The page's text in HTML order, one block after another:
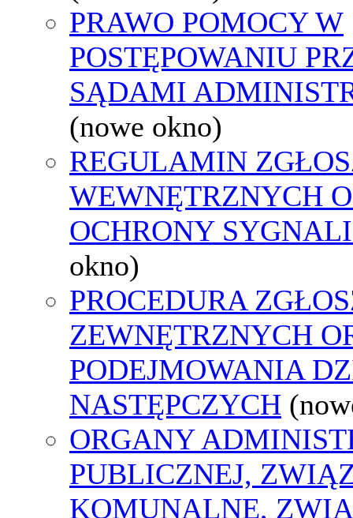
PRAWO POMOCY W
POSTĘPOWANIU
SĄDAMI
(nowe okno)
REGULAMIN
WEWNĘTRZNYCH
OCHRONY
okno)
PROCEDURA
ZEWNĘTRZNYCH
PODEJMOWANIA
NASTĘPCZYCH
ORGANY
PUBLICZNEJ,
KOMUNALNE,